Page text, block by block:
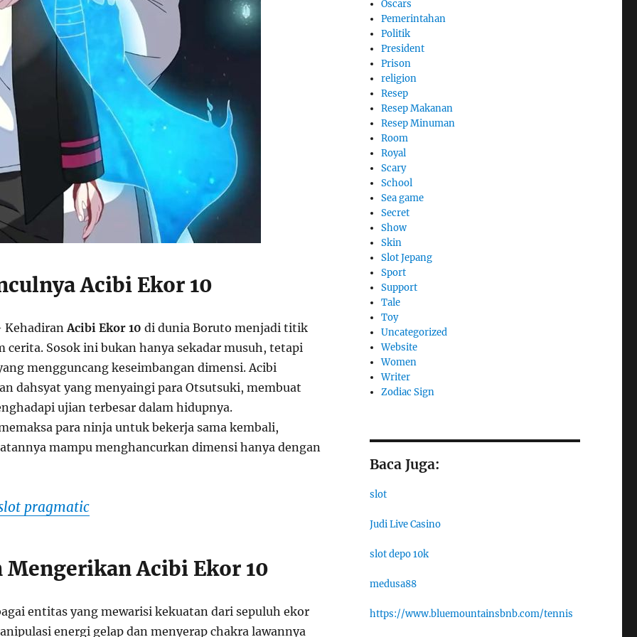
Acibi Ekor 10
Acibi Ekor 10 di dunia Boruto menjadi titik
cerita. Sosok ini bukan hanya sekadar musuh, tetapi
mengguncang keseimbangan dimensi. Acibi
dahsyat yang menyaingi para Otsutsuki, membuat
ujian terbesar dalam hidupnya.
para ninja untuk bekerja sama kembali,
mampu menghancurkan dimensi hanya dengan
pragmatic
Mengerikan Acibi Ekor 10
entitas yang mewarisi kekuatan dari sepuluh ekor
energi gelap dan menyerap chakra lawannya
Oscars
Pemerintahan
Politik
President
Prison
religion
Resep
Resep Makanan
Resep Minuman
Room
Royal
Scary
School
Sea game
Secret
Show
Skin
Slot Jepang
Sport
Support
Tale
Toy
Uncategorized
Website
Women
Writer
Zodiac Sign
Baca Juga:
slot
Judi Live Casino
slot depo 10k
medusa88
https://www.bluemountainsbnb.com/tennis